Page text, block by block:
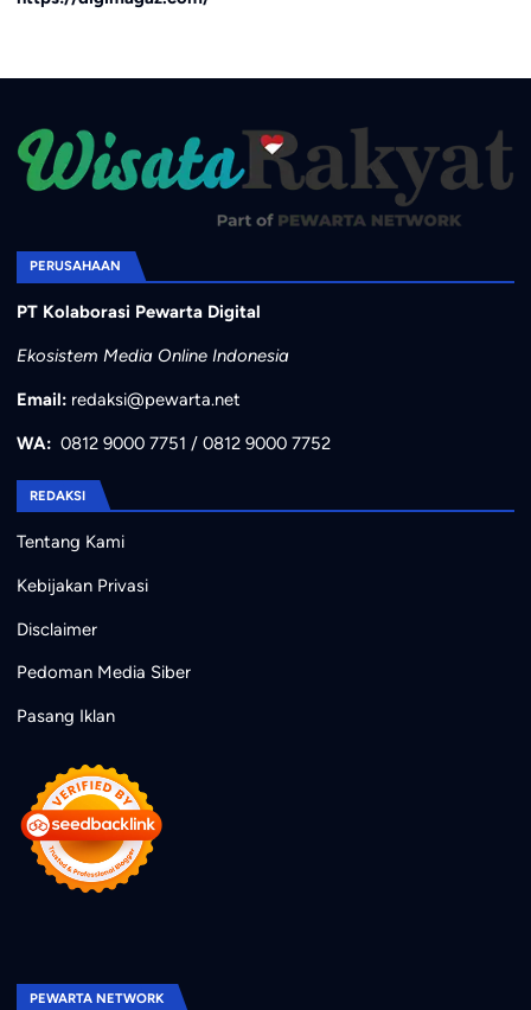
PERUSAHAAN
PT Kolaborasi Pewarta Digital
Ekosistem Media Online Indonesia
Email: redaksi@pewarta.net
WA: 0812 9000 7751 / 0812 9000 7752
REDAKSI
Tentang Kami
Kebijakan Privasi
Disclaimer
Pedoman Media Siber
Pasang Iklan
PEWARTA NETWORK